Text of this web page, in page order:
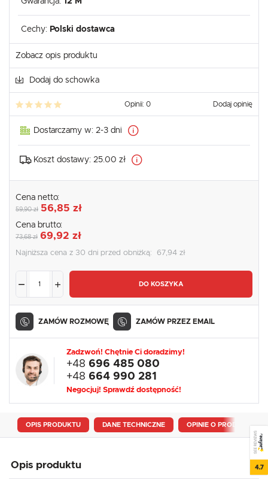
Cechy: Polski dostawca
Zobacz opis produktu
Dodaj do schowka
Opinii: 0 Dodaj opinię
Dostarczamy w: 2-3 dni
Koszt dostawy: 25.00 zł
Cena netto:
59,90 zł 56,85 zł
Cena brutto:
73,68 zł 69,92 zł
Najniższa cena z 30 dni przed obniżką: 67,94 zł
DO KOSZYKA
ZAMÓW ROZMOWĘ ZAMÓW PRZEZ EMAIL
Zadzwoń! Chętnie Ci doradzimy!
+48 696 485 080
+48 664 990 281
Negocjuj! Sprawdź dostępność!
OPIS PRODUKTU DANE TECHNICZNE OPINIE O PRODUKCIE
Opis produktu
SEE REVIEWS
4.7